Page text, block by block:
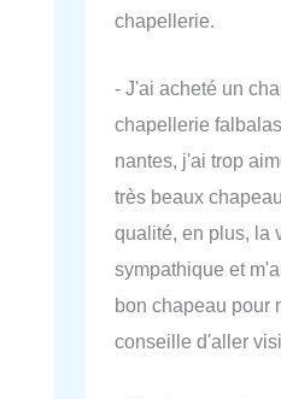
chapellerie.
- J'ai acheté un
chapellerie
nantes, j'ai trop
très beaux
qualité, en plus, la
sympathique et
bon chapeau pour
conseille d'aller